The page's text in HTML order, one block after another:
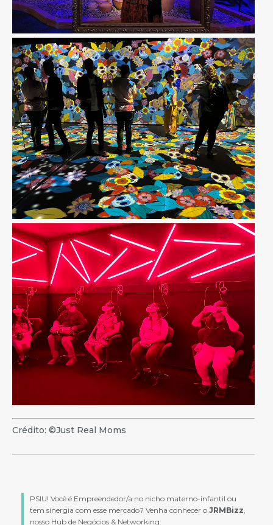
Crédito: ©Just Real Moms
PSIU! Você é Empreendedor/a no nicho materno-infantil ou
tem sinergia com esse mercado? Venha conhecer o JRMBizz,
nosso Hub de Negócios & Networking: